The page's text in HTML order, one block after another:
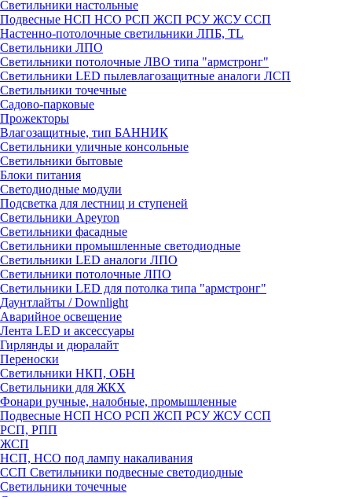
Светильники настольные
Подвесные НСП НСО РСП ЖСП РСУ ЖСУ ССП
Настенно-потолочные светильники ЛПБ, TL
Светильники ЛПО
Светильники потолочные ЛВО типа "армстронг"
Светильники LED пылевлагозащитные аналоги ЛСП
Светильники точечные
Садово-парковые
Прожекторы
Влагозащитные, тип БАННИК
Светильники уличные консольные
Светильники бытовые
Блоки питания
Светодиодные модули
Подсветка для лестниц и ступеней
Светильники Apeyron
Светильники фасадные
Светильники промышленные светодиодные
Светильники LED аналоги ЛПО
Светильники потолочные ЛПО
Светильники LED для потолка типа "армстронг"
Даунтлайты / Downlight
Аварийное освещение
Лента LED и аксессуары
Гирлянды и дюралайт
Переноски
Светильники НКП, ОБН
Светильники для ЖКХ
Фонари ручные, налобные, промышленные
Подвесные НСП НСО РСП ЖСП РСУ ЖСУ ССП
РСП, РПП
ЖСП
НСП, НСО под лампу накаливания
ССП Светильники подвесные светодиодные
Светильники точечные